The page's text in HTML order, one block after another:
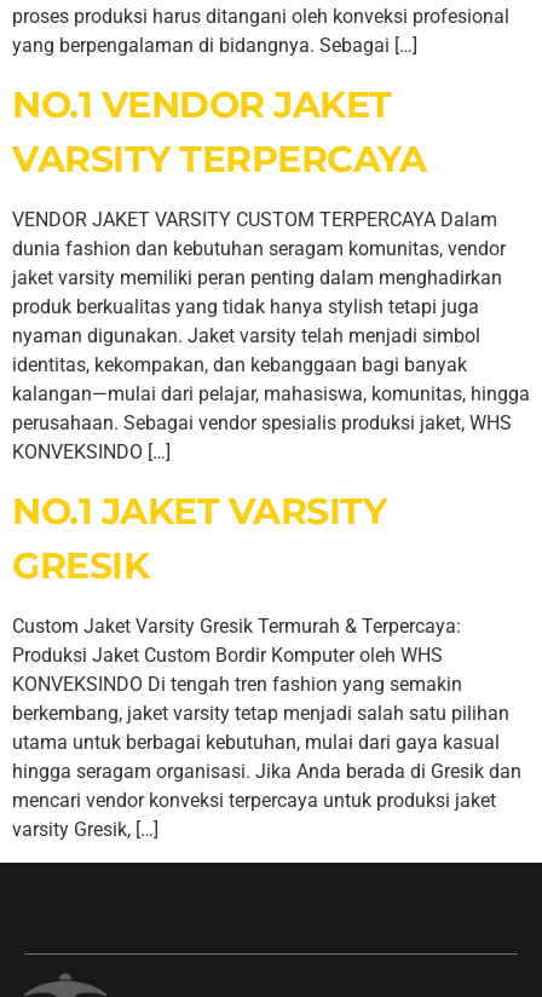
proses produksi harus ditangani oleh konveksi profesional
yang berpengalaman di bidangnya. Sebagai […]
NO.1 VENDOR JAKET
VARSITY TERPERCAYA
VENDOR JAKET VARSITY CUSTOM TERPERCAYA Dalam
dunia fashion dan kebutuhan seragam komunitas, vendor
jaket varsity memiliki peran penting dalam menghadirkan
produk berkualitas yang tidak hanya stylish tetapi juga
nyaman digunakan. Jaket varsity telah menjadi simbol
identitas, kekompakan, dan kebanggaan bagi banyak
kalangan—mulai dari pelajar, mahasiswa, komunitas, hingga
perusahaan. Sebagai vendor spesialis produksi jaket, WHS
KONVEKSINDO […]
NO.1 JAKET VARSITY
GRESIK
Custom Jaket Varsity Gresik Termurah & Terpercaya:
Produksi Jaket Custom Bordir Komputer oleh WHS
KONVEKSINDO Di tengah tren fashion yang semakin
berkembang, jaket varsity tetap menjadi salah satu pilihan
utama untuk berbagai kebutuhan, mulai dari gaya kasual
hingga seragam organisasi. Jika Anda berada di Gresik dan
mencari vendor konveksi terpercaya untuk produksi jaket
varsity Gresik, […]